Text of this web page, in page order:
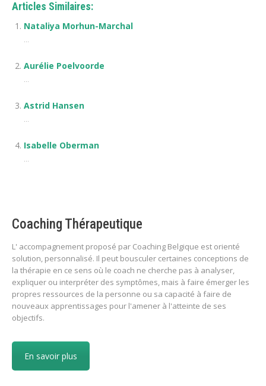
Articles Similaires:
Nataliya Morhun-Marchal
...
Aurélie Poelvoorde
...
Astrid Hansen
...
Isabelle Oberman
...
Coaching Thérapeutique
L' accompagnement proposé par Coaching Belgique est orienté
solution, personnalisé. Il peut bousculer certaines conceptions de
la thérapie en ce sens où le coach ne cherche pas à analyser,
expliquer ou interpréter des symptômes, mais à faire émerger les
propres ressources de la personne ou sa capacité à faire de
nouveaux apprentissages pour l'amener à l'atteinte de ses
objectifs.
En savoir plus